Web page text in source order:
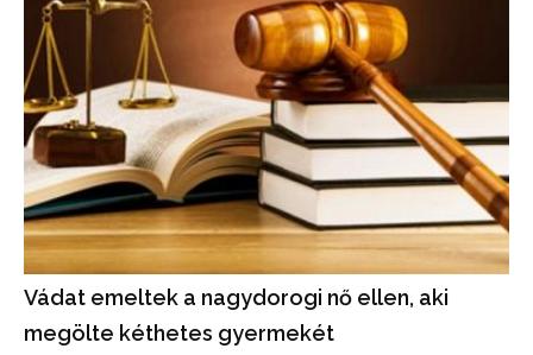
Vádat emeltek a nagydorogi nő ellen, aki
megölte kéthetes gyermekét